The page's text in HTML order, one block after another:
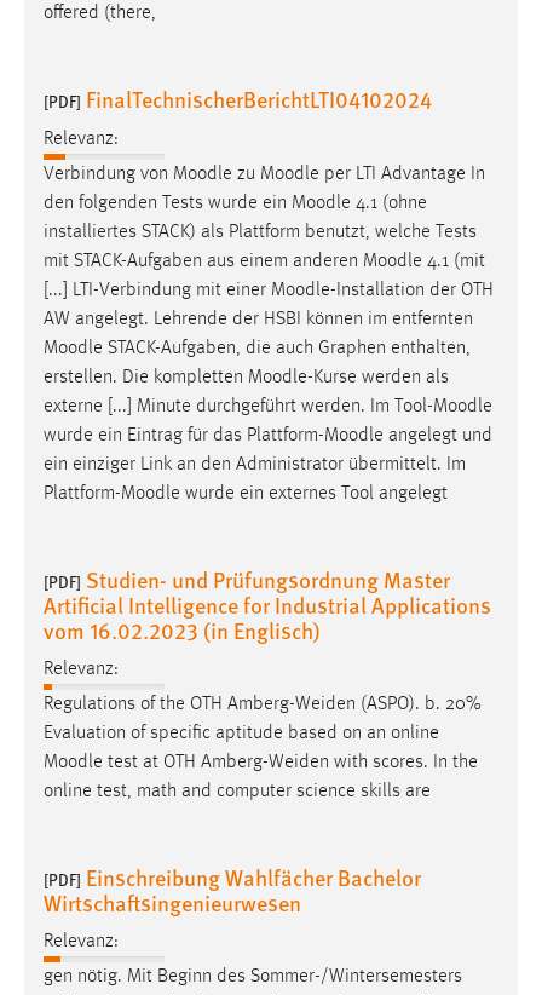
offered (there,
[PDF] FinalTechnischerBerichtLTI04102024
Relevanz:
Verbindung von Moodle zu Moodle per LTI Advantage In
den folgenden Tests wurde ein Moodle 4.1 (ohne
installiertes STACK) als Plattform benutzt, welche Tests
mit STACK-Aufgaben aus einem anderen Moodle 4.1 (mit
[...] LTI-Verbindung mit einer Moodle-Installation der OTH
AW angelegt. Lehrende der HSBI können im entfernten
Moodle STACK-Aufgaben, die auch Graphen enthalten,
erstellen. Die kompletten Moodle-Kurse werden als
externe [...] Minute durchgeführt werden. Im Tool-Moodle
wurde ein Eintrag für das Plattform-Moodle angelegt und
ein einziger Link an den Administrator übermittelt. Im
Plattform-Moodle wurde ein externes Tool angelegt
[PDF] Studien- und Prüfungsordnung Master
Artificial Intelligence for Industrial Applications
vom 16.02.2023 (in Englisch)
Relevanz:
Regulations of the OTH Amberg-Weiden (ASPO). b. 20%
Evaluation of specific aptitude based on an online
Moodle test at OTH Amberg-Weiden with scores. In the
online test, math and computer science skills are
[PDF] Einschreibung Wahlfächer Bachelor
Wirtschaftsingenieurwesen
Relevanz:
gen nötig. Mit Beginn des Sommer-/Wintersemesters